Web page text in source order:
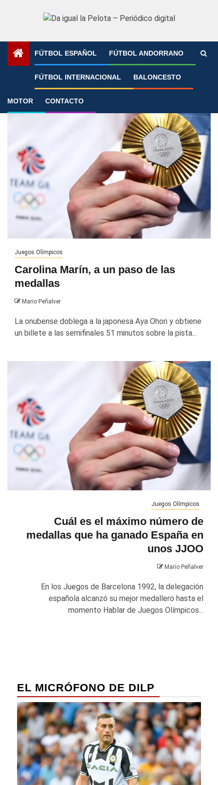
FÚTBOL ESPAÑOL FÚTBOL ANDORRANO
FÚTBOL INTERNACIONAL BALONCESTO
MOTOR CONTACTO
»
París 2024
Juegos Olímpicos
Carolina Marín, a un paso de las
medallas
Mario Peñalver
La onubense doblega a la japonesa Aya Ohori y obtiene
un billete a las semifinales 51 minutos sobre la pista...
Juegos Olímpicos
Cuál es el máximo número de
medallas que ha ganado España en
unos JJOO
Mario Peñalver
En los Juegos de Barcelona 1992, la delegación
española alcanzó su mejor medallero hasta el
momento Hablar de Juegos Olímpicos...
EL MICRÓFONO DE DILP